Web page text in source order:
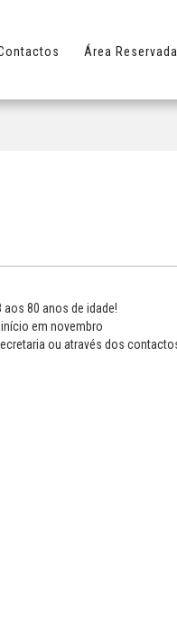
Área Reservada
80 anos de idade!
em novembro
ou através dos